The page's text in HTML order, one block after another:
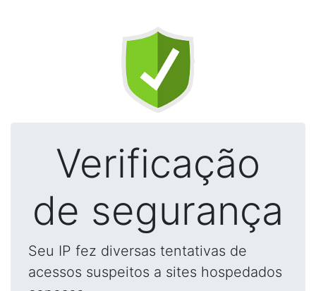
Verificação
de segurança
Seu IP fez diversas tentativas de
acessos suspeitos a sites hospedados